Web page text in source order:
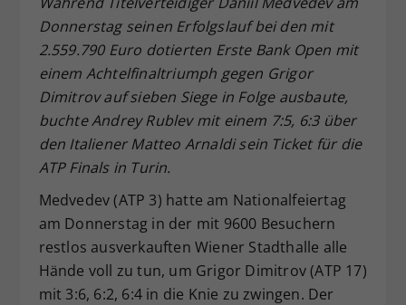
Donnerstag seinen Erfolgslauf bei den mit
2.559.790 Euro dotierten Erste Bank Open mit
einem Achtelfinaltriumph gegen Grigor
Dimitrov auf sieben Siege in Folge ausbaute,
buchte Andrey Rublev mit einem 7:5, 6:3 über
den Italiener Matteo Arnaldi sein Ticket für die
ATP Finals in Turin.
Medvedev (ATP 3) hatte am Nationalfeiertag
am Donnerstag in der mit 9600 Besuchern
restlos ausverkauften Wiener Stadthalle alle
Hände voll zu tun, um Grigor Dimitrov (ATP 17)
mit 3:6, 6:2, 6:4 in die Knie zu zwingen. Der
Zweck
Dieser Wert speichert Ihre Consent-
Einstellungen. Unter anderem eine
zufällig generierte ID, für die
historische Speicherung Ihrer
vorgenommen Einstellungen, falls der
Webseiten-Betreiber dies eingestellt
hat.